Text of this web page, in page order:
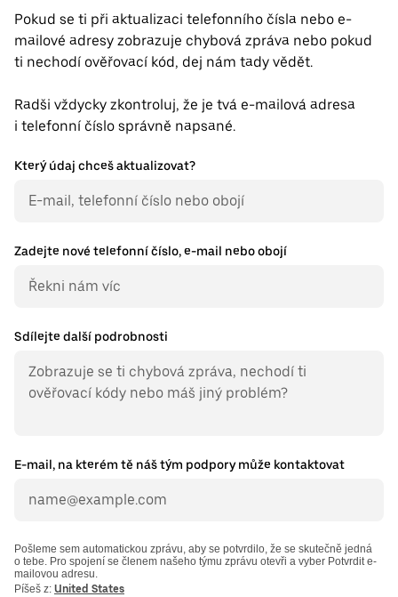
Pokud se ti při aktualizaci telefonního čísla nebo e-
mailové adresy zobrazuje chybová zpráva nebo pokud
ti nechodí ověřovací kód, dej nám tady vědět.
Radši vždycky zkontroluj, že je tvá e-mailová adresa
i telefonní číslo správně napsané.
Který údaj chceš aktualizovat?
Zadejte nové telefonní číslo, e-mail nebo obojí
Sdílejte další podrobnosti
E-mail, na kterém tě náš tým podpory může kontaktovat
Pošleme sem automatickou zprávu, aby se potvrdilo, že se skutečně jedná
o tebe. Pro spojení se členem našeho týmu zprávu otevři a vyber Potvrdit e-
mailovou adresu.
Píšeš z: United States